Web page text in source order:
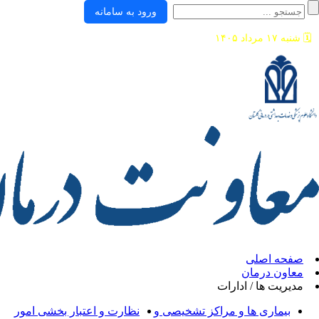
/ ادارات
ها و مراکز تشخیصی و
نظارت و اعتبار بخشی امور